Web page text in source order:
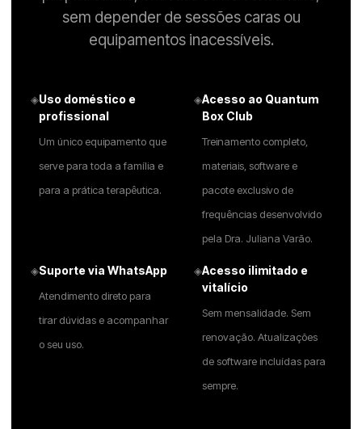
sem depender de sessões caras ou
equipamentos inacessíveis.
◈Uso doméstico e
profissional
Um único equipamento que
serve para toda a família e
para a prática terapêutica.
◈Acesso ao Quantum
Box Club
Treinamento completo,
materiais, software e
pacote exclusivo de
frequências desenvolvido
pela Dra. Juliana Varão.
◈Suporte via WhatsApp
Atendimento direto para
tirar dúvidas e acompanhar
o seu uso.
◈Acesso ilimitado e
vitalício
Sem mensalidade. Sem
renovação. Atualizações
de software incluídas para
sempre.